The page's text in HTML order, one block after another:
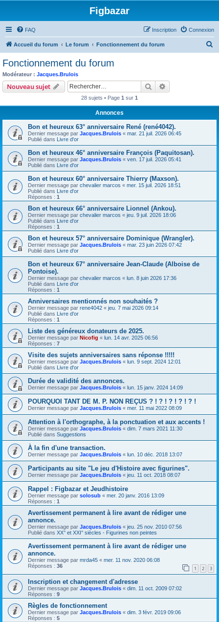
Figbazar
FAQ Connexion
Inscription
Accueil du forum Le forum Fonctionnement du forum
Fonctionnement du forum
Modérateur : Jacques.Brulois
Nouveau sujet Rechercher
28 sujets • Page 1 sur 1
Annonces
Bon et heureux 63° anniversaire René (rené4042).
Dernier message par Jacques.Brulois « mar. 21 juil. 2026 06:45
Publié dans Livre d'or
Bon et heureux 46° anniversaire François (Paquitosan).
Dernier message par Jacques.Brulois « ven. 17 juil. 2026 05:41
Publié dans Livre d'or
Bon et heureux 60° anniversaire Thierry (Maxson).
Dernier message par chevalier marcos « mer. 15 juil. 2026 18:51
Publié dans Livre d'or
Réponses : 1
Bon et heureux 66° anniversaire Lionnel (Ankou).
Dernier message par chevalier marcos « jeu. 9 juil. 2026 18:06
Publié dans Livre d'or
Réponses : 1
Bon et heureux 57° anniversaire Dominique (Wrangler).
Dernier message par Jacques.Brulois « mar. 23 juin 2026 07:42
Publié dans Livre d'or
Bon et heureux 67° anniversaire Jean-Claude (Alboise de
Pontoise).
Dernier message par chevalier marcos « lun. 8 juin 2026 17:36
Publié dans Livre d'or
Réponses : 1
Anniversaires mentionnés non souhaités ?
Dernier message par rene4042 « jeu. 7 mai 2026 09:14
Publié dans Livre d'or
Réponses : 1
Liste des généreux donateurs de 2025.
Dernier message par Nicofig « lun. 14 avr. 2025 06:56
Réponses : 7
Visite des sujets anniversaires sans réponse !!!!!
Dernier message par Jacques.Brulois « lun. 9 sept. 2024 12:01
Publié dans Livre d'or
Durée de validité des annonces.
Dernier message par Jacques.Brulois « lun. 15 janv. 2024 14:09
POURQUOI TANT DE M. P. NON REÇUS ? ! ? ! ? ! ? ! ? !
Dernier message par Jacques.Brulois « mer. 11 mai 2022 08:09
Attention à l'orthographe, à la ponctuation et aux accents !
Dernier message par Jacques.Brulois « dim. 7 mars 2021 11:30
Publié dans Suggestions
À la fin d'une transaction.
Dernier message par Jacques.Brulois « lun. 10 déc. 2018 13:07
Participants au site "Le jeu d'Histoire avec figurines".
Dernier message par Jacques.Brulois « jeu. 11 oct. 2018 08:07
Rappel : Figbazar et Jeudhistoire
Dernier message par solosub « mer. 20 janv. 2016 13:09
Réponses : 1
Avertissement permanent à lire avant de rédiger une
annonce.
Dernier message par Jacques.Brulois « jeu. 25 nov. 2010 07:56
Publié dans XX° et XXI° siècles - Figurines non peintes
Avertissement permanent à lire avant de rédiger une
annonce.
Dernier message par mrda45 « mer. 11 nov. 2020 06:08
Réponses : 36 1 2 3
Inscription et changement d'adresse
Dernier message par Jacques.Brulois « dim. 11 oct. 2009 07:02
Réponses : 9
Règles de fonctionnement
Dernier message par Jacques.Brulois « dim. 3 févr. 2019 09:06
Réponses : 5